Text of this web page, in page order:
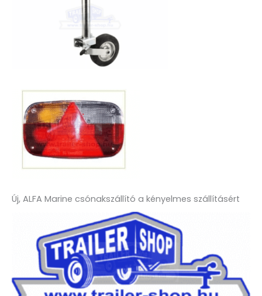
Új, ALFA Marine csónakszállító a kényelmes szállításért